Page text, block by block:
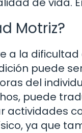
Motriz?
a la
puede
del
puede
actividades
ya que